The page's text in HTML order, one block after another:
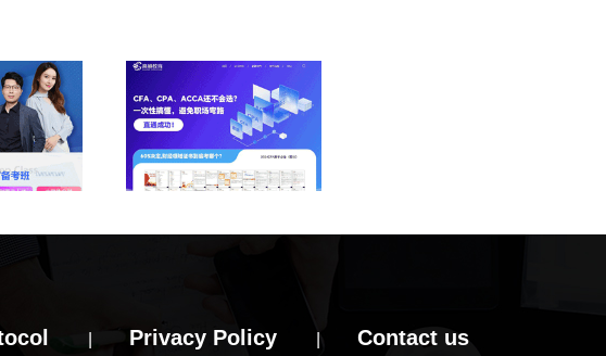
Privacy Policy Contact us